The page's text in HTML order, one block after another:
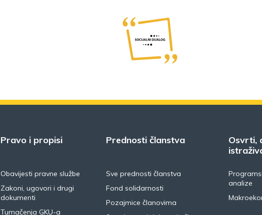
Pravo i propisi
Obavijesti pravne službe
Zakoni, ugovori i drugi
dokumenti
Tumačenja GKU-a
Prednosti članstva
Sve prednosti članstva
Fond solidarnosti
Pozajmice članovima
Osvrti,
analize